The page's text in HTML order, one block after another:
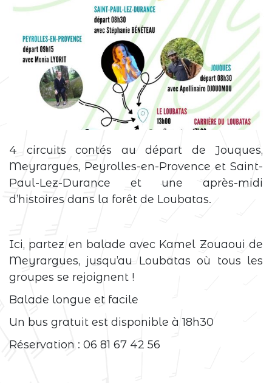
4 circuits contés au départ de Jouques,
Meyrargues, Peyrolles-en-Provence et Saint-
Paul-Lez-Durance et une après-midi
d’histoires dans la forêt de Loubatas.
Ici, partez en balade avec Kamel Zouaoui de
Meyrargues, jusqu’au Loubatas où tous les
groupes se rejoignent !
Balade longue et facile
Un bus gratuit est disponible à 18h30
Réservation : 06 81 67 42 56